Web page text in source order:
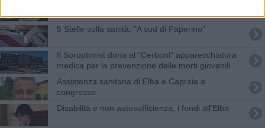
5 Stelle sulla sanità: "A sud di Paperino"
Il Soroptimist dona al "Cerboni" apparecchiatura
medica per la prevenzione delle morti giovanili
Assistenza sanitaria di Elba e Capraia a
congresso
Disabilità e non autosufficienza, i fondi all'Elba